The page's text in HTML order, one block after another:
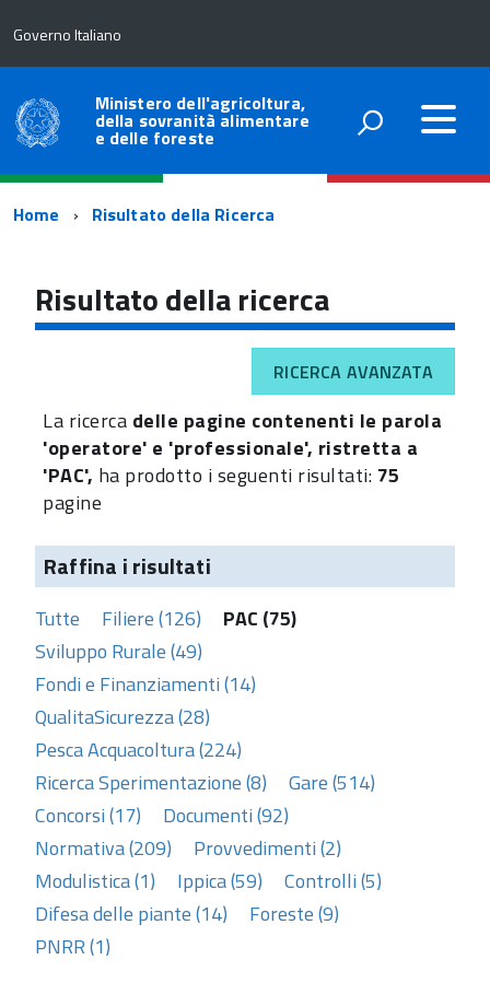
Governo Italiano
Ministero dell'agricoltura,
della sovranità alimentare
e delle foreste
Percorso
navigazione
Home Risultato della Ricerca
Risultato della ricerca
RICERCA AVANZATA
La ricerca delle pagine contenenti le parola
'operatore' e 'professionale', ristretta a
'PAC', ha prodotto i seguenti risultati: 75
pagine
Raffina i risultati
Tutte Filiere (126)
PAC (75)
Sviluppo Rurale (49)
Fondi e Finanziamenti (14)
QualitaSicurezza (28)
Pesca Acquacoltura (224)
Ricerca Sperimentazione (8)
Gare (514)
Concorsi (17)
Documenti (92)
Normativa (209)
Provvedimenti (2)
Modulistica (1)
Ippica (59)
Controlli (5)
Difesa delle piante (14)
Foreste (9)
PNRR (1)